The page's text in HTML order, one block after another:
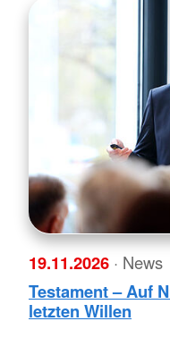
19.11.2026 · News
Testament – Auf
letzten Willen